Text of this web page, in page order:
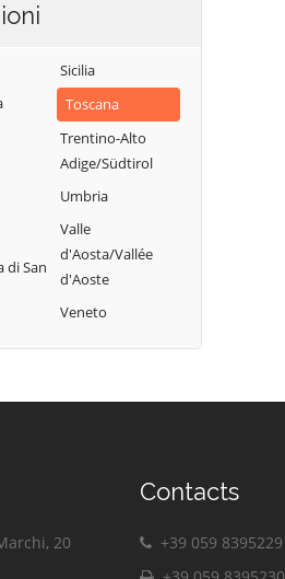
di San
Sicilia
Toscana
Trentino-Alto
Adige/Südtirol
Umbria
Valle
d'Aosta/Vallée
d'Aoste
Veneto
20
Contacts
+39 059 8395229